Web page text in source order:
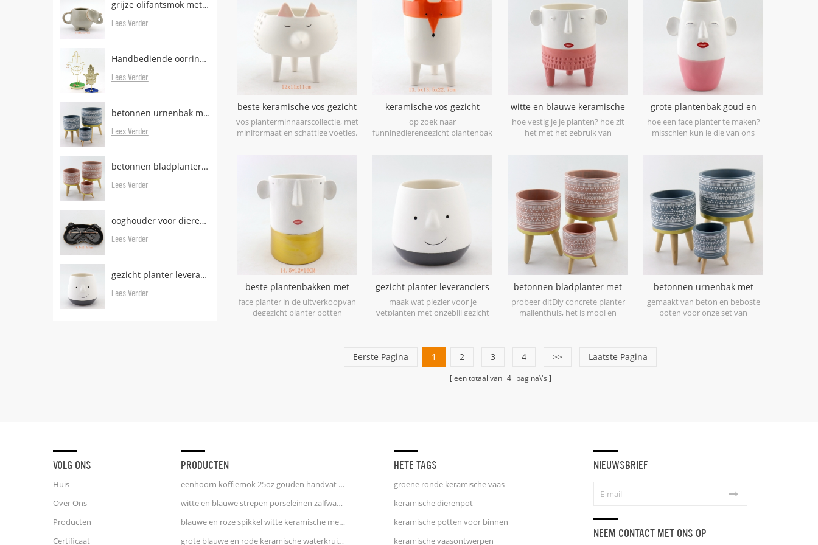
grijze olifantsmok met theezakjeshouder
Lees Verder
Handbediende oorringstandaard in messing metaal met dienblad
Lees Verder
betonnen urnenbak met houten poten
Lees Verder
betonnen bladplanter met beboste poten te koop
Lees Verder
ooghouder voor dierenoog
Lees Verder
gezicht planter leveranciers en fabrikanten
Lees Verder
plantenbakis het perfecte
accentstuk voor Pasen of elke dag
cadeau.
beste keramische vos gezicht
potten met voet
vos planterminnaarscollectie, met
miniformaat en schattige voetjes.
keramische vos gezicht
potvoetige vos pot
op zoek naar
funningdierengezicht plantenbak
witte en blauwe keramische
face planter
hoe vestig je je planten? hoe zit
het met het gebruik van
planter.
grote plantenbak goud en
roze
hoe een face planter te maken?
misschien kun je die van ons
beste plantenbakken met
gezichten afbeeldingen goud
en wit
face planter in de uitverkoopvan
degezicht planter potten
gezicht planter leveranciers
en fabrikanten
maak wat plezier voor je
vetplanten met onzeblij gezicht
betonnen bladplanter met
beboste poten te koop
probeer ditDiy concrete planter
mallenthuis, het is mooi en
betonnen urnenbak met
houten poten
gemaakt van beton en beboste
poten voor onze set van
Eerste Pagina 1 2 3 4 >> Laatste Pagina
een totaal van 4 pagina\'s
VOLG ONS
Huis-
Over Ons
Producten
Certificaat
PRODUCTEN
eenhoorn koffiemok 25oz gouden handvat inscriptie afwerking
witte en blauwe strepen porseleinen zalfwaterkruik waterkan
blauwe en roze spikkel witte keramische melkkan
grote blauwe en rode keramische waterkruikvaas
HETE TAGS
groene ronde keramische vaas
keramische dierenpot
keramische potten voor binnen
keramische vaasontwerpen
NIEUWSBRIEF
NEEM CONTACT MET ONS OP